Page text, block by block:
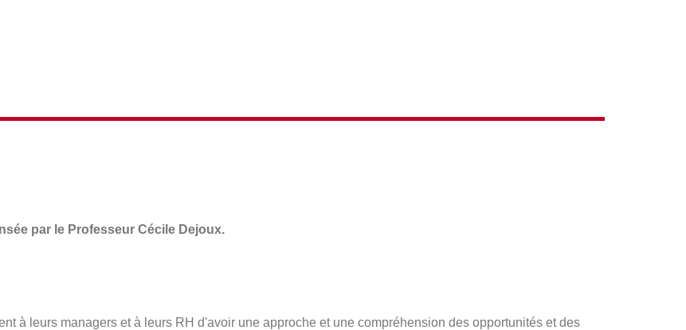
par le Professeur Cécile Dejoux.
à leurs managers et à leurs RH d'avoir une approche et une compréhension des opportunités et des